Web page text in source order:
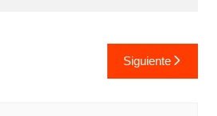
Siguiente